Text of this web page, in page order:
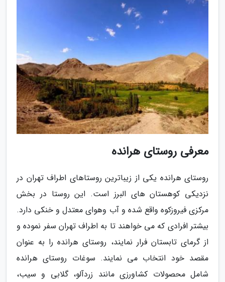
معرفی روستای هرانده
روستای هرانده یکی از زیباترین روستاهای اطراف تهران در
نزدیکی کوهستان های البرز است. این روستا در بخش
مرکزی فیروزکوه واقع شده و آب وهوای معتدل و خنکی دارد.
بیشتر افرادی که می خواهند تا به اطراف تهران سفر نموده و
از گرمای تابستان فرار نمایند، روستای هرانده را به عنوان
مقصد خود انتخاب می نمایند. سوغات روستای هرانده
شامل محصولات کشاورزی مانند زردآلو، گلابی و سیب،